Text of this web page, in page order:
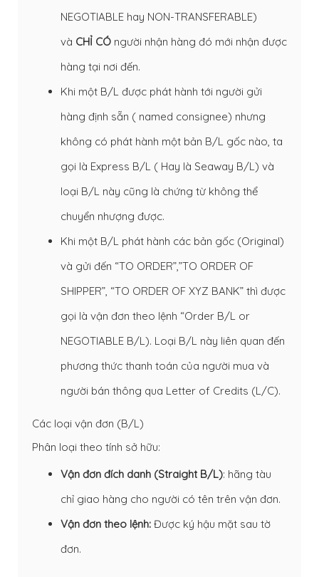
NEGOTIABLE hay NON-TRANSFERABLE)
và CHỈ CÓ người nhận hàng đó mới nhận được
hàng tại nơi đến.
Khi một B/L được phát hành tới người gửi
hàng định sẵn ( named consignee) nhưng
không có phát hành một bản B/L gốc nào, ta
gọi là Express B/L ( Hay là Seaway B/L) và
loại B/L này cũng là chứng từ không thể
chuyển nhượng được.
Khi một B/L phát hành các bản gốc (Original)
và gửi đến “TO ORDER”,”TO ORDER OF
SHIPPER”, “TO ORDER OF XYZ BANK” thì được
gọi là vận đơn theo lệnh “Order B/L or
NEGOTIABLE B/L). Loại B/L này liên quan đến
phương thức thanh toán của người mua và
người bán thông qua Letter of Credits (L/C).
Các loại vận đơn (B/L)
Phân loại theo tính sở hữu:
Vận đơn đích danh (Straight B/L): hãng tàu
chỉ giao hàng cho người có tên trên vận đơn.
Vận đơn theo lệnh: Được ký hậu mặt sau tờ
đơn.